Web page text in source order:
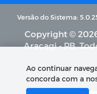
Versão do Sistema:
Copyright ©
Araçagi - PB.
Ao continuar
concorda com a